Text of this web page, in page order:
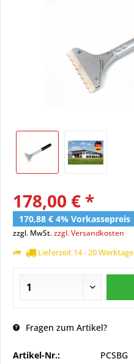
178,00 € *
170,88 € 4% Vorkassepreis
zzgl. MwSt.zzgl. Versandkosten
Lieferzeit 14 - 20 Werktage
Fragen zum Artikel?
Artikel-Nr.: PCSBG